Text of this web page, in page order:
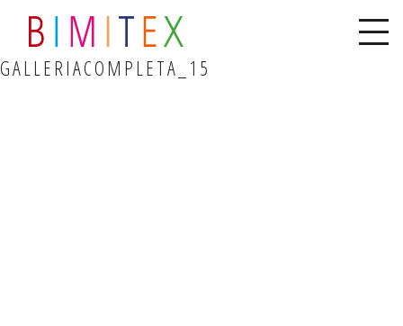
GALLERIACOMPLETA_15